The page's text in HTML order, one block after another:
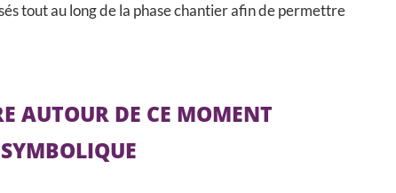
tout au long de la phase chantier afin de permettre
AUTOUR DE CE MOMENT